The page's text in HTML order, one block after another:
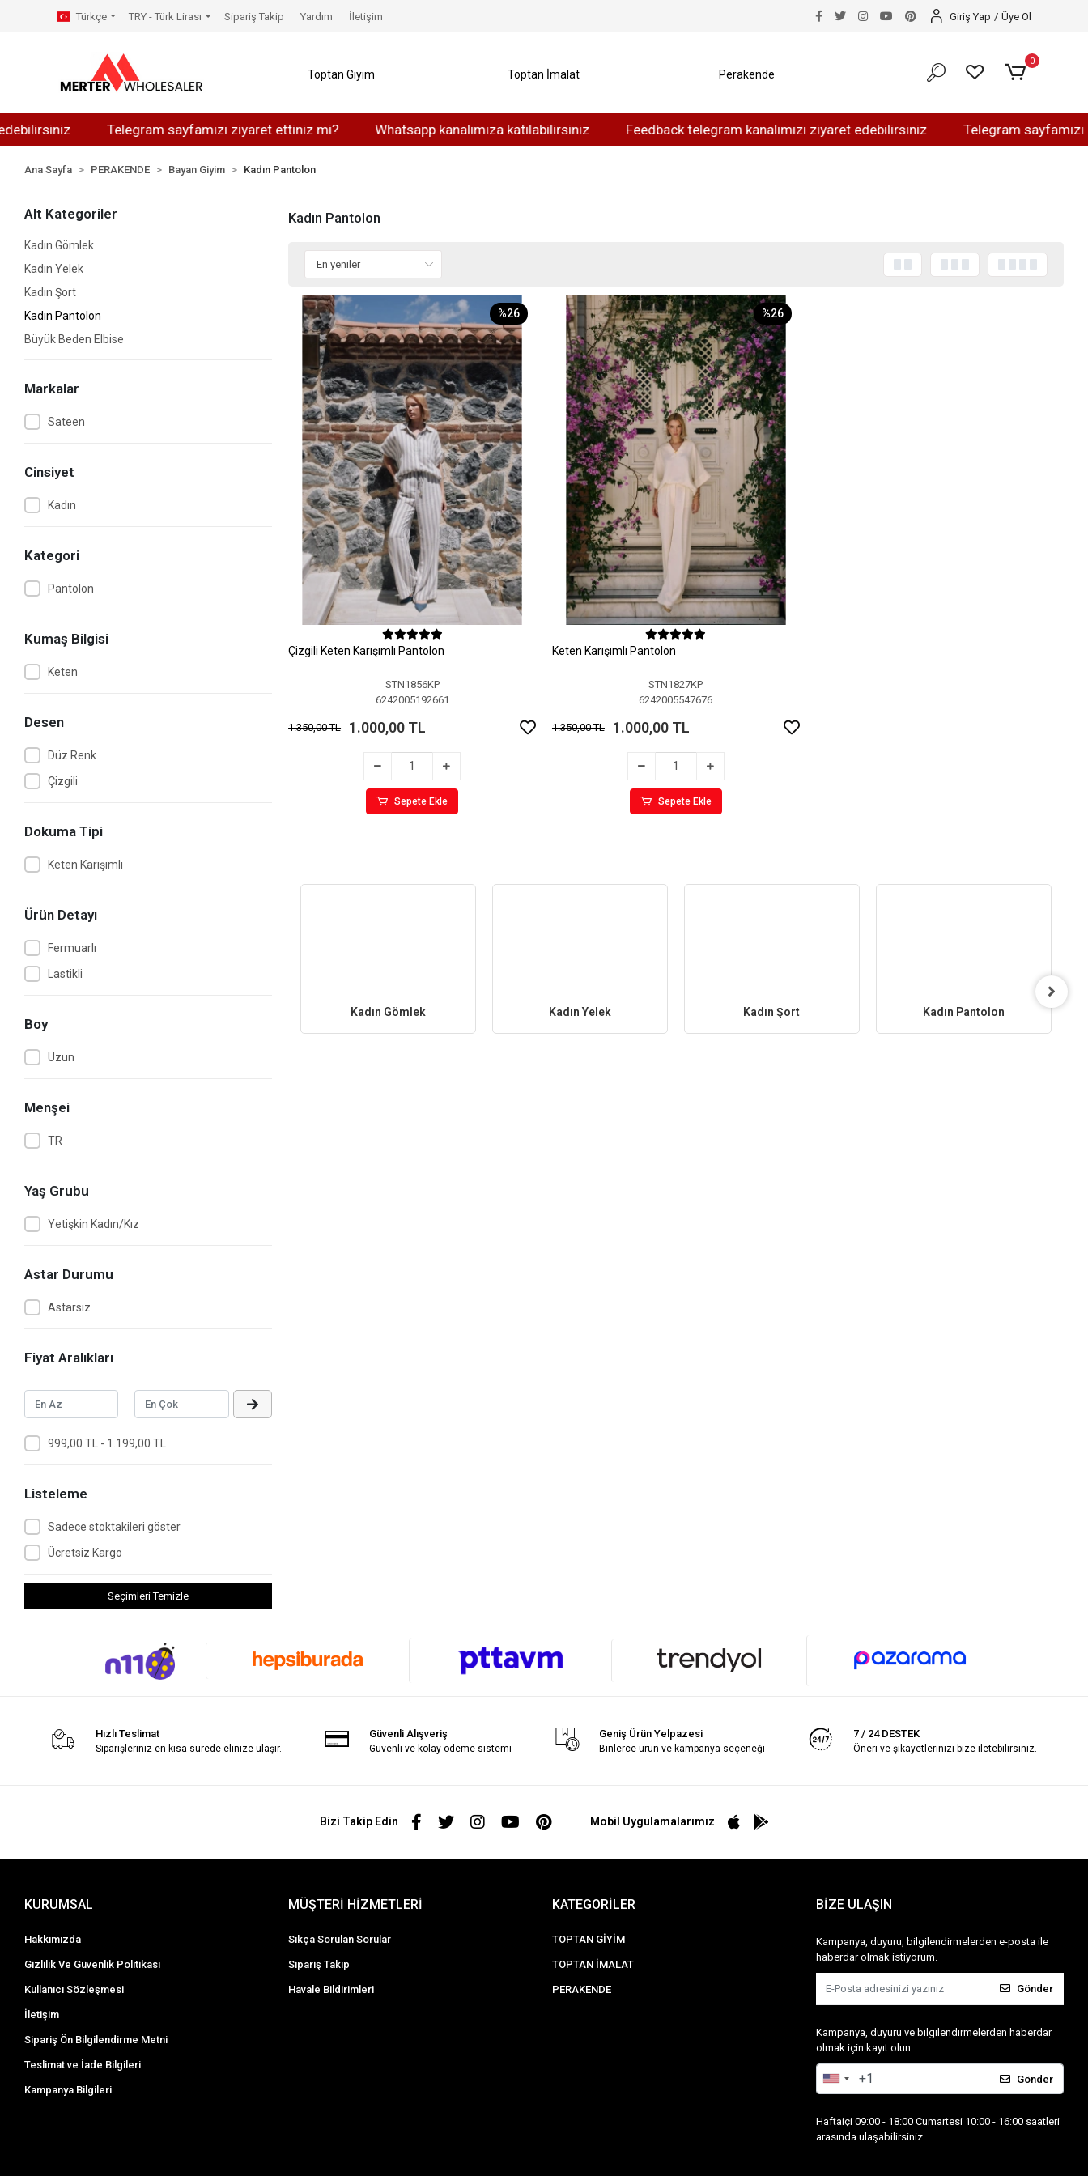
Telegram sayfamızı ziyaret ettiniz mi? Whatsapp kanalımıza katılabilirsiniz Feedback telegram kanalımızı ziyaret edebilirsiniz Telegram sayfamızı
Türkçe TRY - Türk Lirası Sipariş Takip Yardım İletişim Giriş Yap / Üye Ol
Toptan Giyim Toptan İmalat Perakende
0
Ana Sayfa PERAKENDE Bayan Giyim Kadın Pantolon
Alt Kategoriler
Kadın Gömlek
Kadın Yelek
Kadın Şort
Kadın Pantolon
Büyük Beden Elbise
Markalar
Sateen
Cinsiyet
Kadın
Kategori
Pantolon
Kumaş Bilgisi
Keten
Desen
Düz Renk
Çizgili
Dokuma Tipi
Keten Karışımlı
Ürün Detayı
Fermuarlı
Lastikli
Boy
Uzun
Menşei
TR
Yaş Grubu
Yetişkin Kadın/Kız
Astar Durumu
Astarsız
Fiyat Aralıkları
-
999,00 TL - 1.199,00 TL
Listeleme
Sadece stoktakileri göster
Ücretsiz Kargo
Seçimleri Temizle
Kadın Pantolon
%26
Çizgili Keten Karışımlı Pantolon
STN1856KP
6242005192661
1.350,00 TL 1.000,00 TL
Sepete Ekle
%26
Keten Karışımlı Pantolon
STN1827KP
6242005547676
1.350,00 TL 1.000,00 TL
Sepete Ekle
Kadın Gömlek Kadın Yelek Kadın Şort Kadın Pantolon
Hızlı Teslimat
Siparişleriniz en kısa sürede elinize ulaşır.
Güvenli Alışveriş
Güvenli ve kolay ödeme sistemi
Geniş Ürün Yelpazesi
Binlerce ürün ve kampanya seçeneği
7 / 24 DESTEK
Öneri ve şikayetlerinizi bize iletebilirsiniz.
Bizi Takip Edin Mobil Uygulamalarımız
KURUMSAL
Hakkımızda
Gizlilik Ve Güvenlik Politikası
Kullanıcı Sözleşmesi
İletişim
Sipariş Ön Bilgilendirme Metni
Teslimat ve İade Bilgileri
Kampanya Bilgileri
MÜŞTERİ HİZMETLERİ
Sıkça Sorulan Sorular
Sipariş Takip
Havale Bildirimleri
KATEGORİLER
TOPTAN GİYİM
TOPTAN İMALAT
PERAKENDE
BİZE ULAŞIN
Kampanya, duyuru, bilgilendirmelerden e-posta ile
haberdar olmak istiyorum.
Gönder
Kampanya, duyuru ve bilgilendirmelerden haberdar
olmak için kayıt olun.
Gönder
Haftaiçi 09:00 - 18:00 Cumartesi 10:00 - 16:00 saatleri
arasında ulaşabilirsiniz.